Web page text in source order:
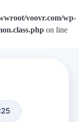
voovr.com/wp-
on line